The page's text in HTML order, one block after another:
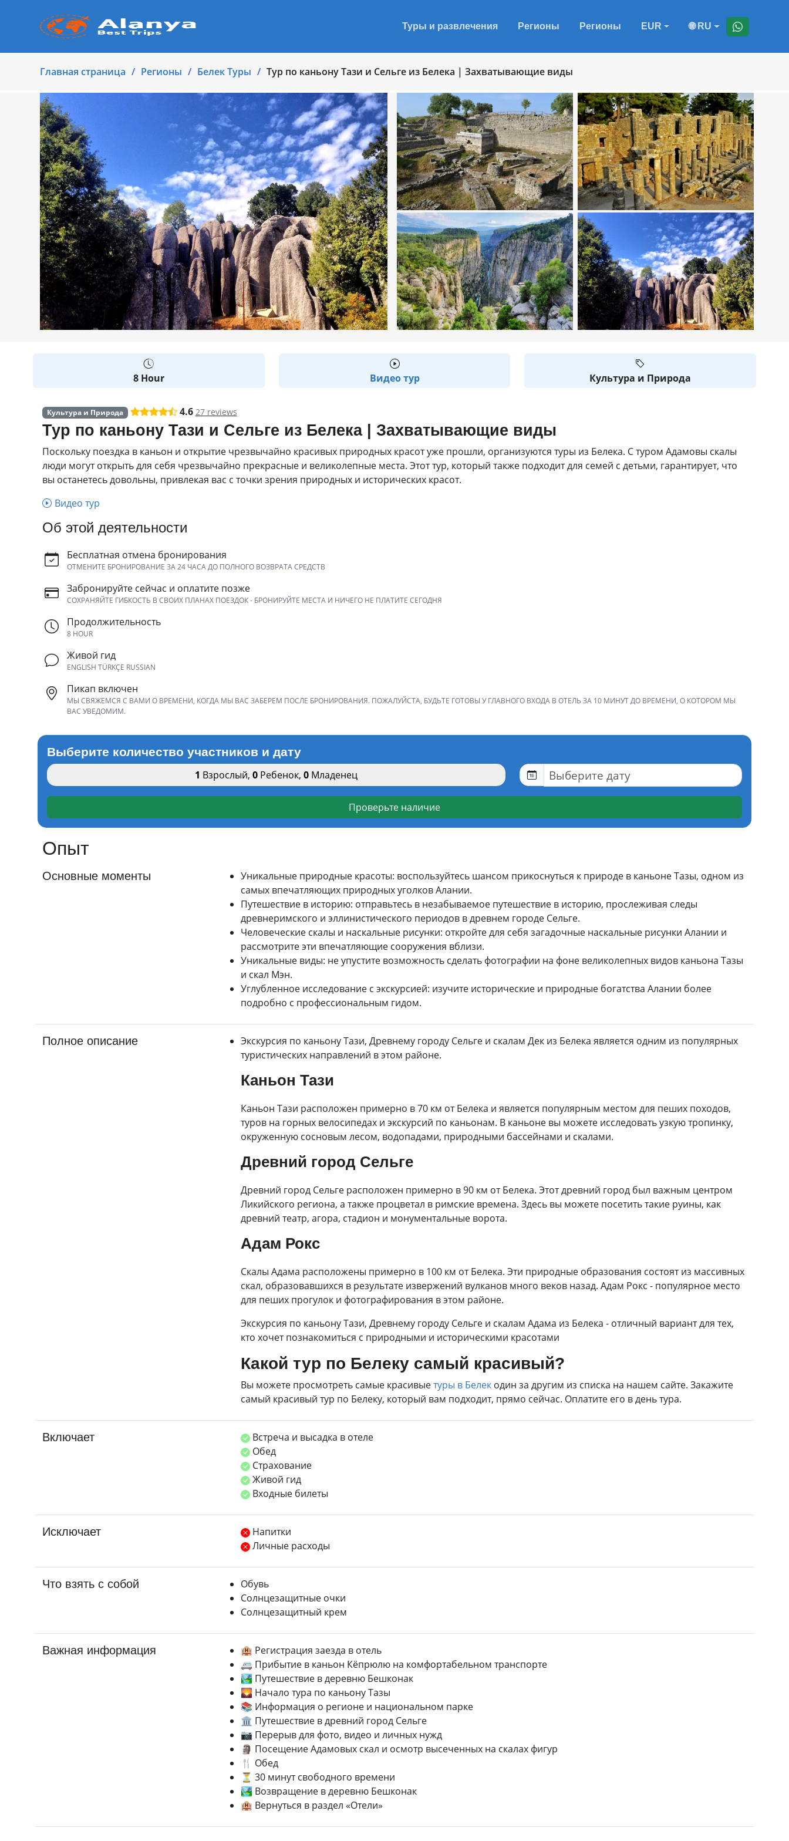
Туры и развлечения Регионы Регионы EUR 🌐 RU
Главная страница Регионы Белек Туры Тур по каньону Тази и Сельге из Белека | Захватывающие виды
8 Hour Видео тур Культура и Природа
Культура и Природа 4.6 27 reviews
Тур по каньону Тази и Сельге из Белека | Захватывающие виды
Поскольку поездка в каньон и открытие чрезвычайно красивых природных красот уже прошли, организуются туры из Белека. С туром Адамовы скалы
люди могут открыть для себя чрезвычайно прекрасные и великолепные места. Этот тур, который также подходит для семей с детьми, гарантирует, что
вы останетесь довольны, привлекая вас с точки зрения природных и исторических красот.
Видео тур
Об этой деятельности
Бесплатная отмена бронирования
ОТМЕНИТЕ БРОНИРОВАНИЕ ЗА 24 ЧАСА ДО ПОЛНОГО ВОЗВРАТА СРЕДСТВ
Забронируйте сейчас и оплатите позже
СОХРАНЯЙТЕ ГИБКОСТЬ В СВОИХ ПЛАНАХ ПОЕЗДОК - БРОНИРУЙТЕ МЕСТА И НИЧЕГО НЕ ПЛАТИТЕ СЕГОДНЯ
Продолжительность
8 HOUR
Живой гид
ENGLISH TÜRKÇE RUSSIAN
Пикап включен
МЫ СВЯЖЕМСЯ С ВАМИ О ВРЕМЕНИ, КОГДА МЫ ВАС ЗАБЕРЕМ ПОСЛЕ БРОНИРОВАНИЯ. ПОЖАЛУЙСТА, БУДЬТЕ ГОТОВЫ У ГЛАВНОГО ВХОДА В ОТЕЛЬ ЗА 10 МИНУТ ДО ВРЕМЕНИ, О КОТОРОМ МЫ
ВАС УВЕДОМИМ.
Выберите количество участников и дату
1 Взрослый,0 Ребенок,0 Младенец
Проверьте наличие
Опыт
Основные моменты
Уникальные природные красоты: воспользуйтесь шансом прикоснуться к природе в каньоне Тазы, одном из
самых впечатляющих природных уголков Алании.
Путешествие в историю: отправьтесь в незабываемое путешествие в историю, прослеживая следы
древнеримского и эллинистического периодов в древнем городе Сельге.
Человеческие скалы и наскальные рисунки: откройте для себя загадочные наскальные рисунки Алании и
рассмотрите эти впечатляющие сооружения вблизи.
Уникальные виды: не упустите возможность сделать фотографии на фоне великолепных видов каньона Тазы
и скал Мэн.
Углубленное исследование с экскурсией: изучите исторические и природные богатства Алании более
подробно с профессиональным гидом.
Полное описание
Экскурсия по каньону Тази, Древнему городу Сельге и скалам Дек из Белека является одним из популярных
туристических направлений в этом районе.
Каньон Тази
Каньон Тази расположен примерно в 70 км от Белека и является популярным местом для пеших походов,
туров на горных велосипедах и экскурсий по каньонам. В каньоне вы можете исследовать узкую тропинку,
окруженную сосновым лесом, водопадами, природными бассейнами и скалами.
Древний город Сельге
Древний город Сельге расположен примерно в 90 км от Белека. Этот древний город был важным центром
Ликийского региона, а также процветал в римские времена. Здесь вы можете посетить такие руины, как
древний театр, агора, стадион и монументальные ворота.
Адам Рокс
Скалы Адама расположены примерно в 100 км от Белека. Эти природные образования состоят из массивных
скал, образовавшихся в результате извержений вулканов много веков назад. Адам Рокс - популярное место
для пеших прогулок и фотографирования в этом районе.
Экскурсия по каньону Тази, Древнему городу Сельге и скалам Адама из Белека - отличный вариант для тех,
кто хочет познакомиться с природными и историческими красотами
Какой тур по Белеку самый красивый?
Вы можете просмотреть самые красивыетуры в Белек один за другим из списка на нашем сайте. Закажите
самый красивый тур по Белеку, который вам подходит, прямо сейчас. Оплатите его в день тура.
Включает
Встреча и высадка в отеле
Обед
Страхование
Живой гид
Входные билеты
Исключает
Напитки
Личные расходы
Что взять с собой
Обувь
Солнцезащитные очки
Солнцезащитный крем
Важная информация
🏨 Регистрация заезда в отель
🚐 Прибытие в каньон Кёпрюлю на комфортабельном транспорте
🏞️ Путешествие в деревню Бешконак
🌄 Начало тура по каньону Тазы
📚 Информация о регионе и национальном парке
🏛️ Путешествие в древний город Сельге
📷 Перерыв для фото, видео и личных нужд
🗿 Посещение Адамовых скал и осмотр высеченных на скалах фигур
🍴 Обед
⏳ 30 минут свободного времени
🏞️ Возвращение в деревню Бешконак
🏨 Вернуться в раздел «Отели»